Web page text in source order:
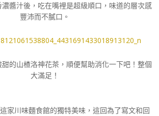
醬汁後，吃在嘴裡是超級順口，味道的層次感
豐沛而不膩口。
的山楂洛神花茶，順便幫助消化一下吧！整個
大滿足！
家川味麵食館的獨特美味，這回為了寫文和回